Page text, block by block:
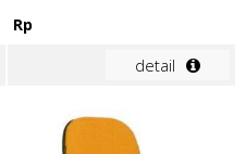
Rp
detail